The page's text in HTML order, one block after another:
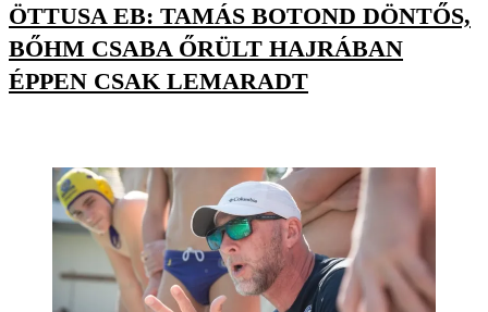
ÖTTUSA EB: TAMÁS BOTOND DÖNTŐS,
BŐHM CSABA ŐRÜLT HAJRÁBAN
ÉPPEN CSAK LEMARADT